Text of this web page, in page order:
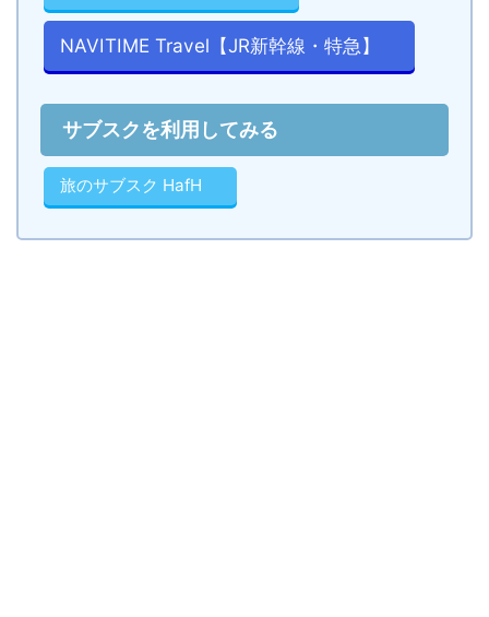
NAVITIME Travel【JR新幹線・特急】
サブスクを利用してみる
旅のサブスク HafH